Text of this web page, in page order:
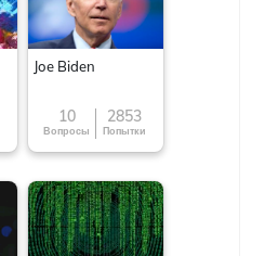
Joe Biden
10
Вопросы
2853
Попытки